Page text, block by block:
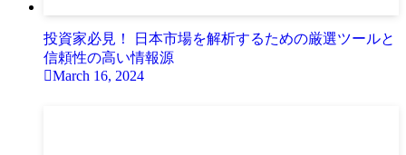
投資家必見！ 日本市場を解析するための厳選ツールと
信頼性の高い情報源
March 16, 2024